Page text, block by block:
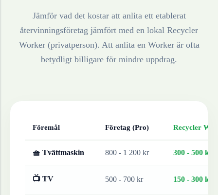
Jämför vad det kostar att anlita ett etablerat
återvinningsföretag jämfört med en lokal Recycler
Worker (privatperson). Att anlita en Worker är ofta
betydligt billigare för mindre uppdrag.
Föremål Företag (Pro) Recycler
🧺 Tvättmaskin 800 - 1 200 kr 300 - 500 kr
📺 TV 500 - 700 kr 150 - 300 kr